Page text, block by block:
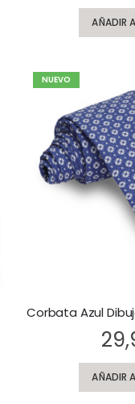
AÑADIR
NUEVO
AÑADIR